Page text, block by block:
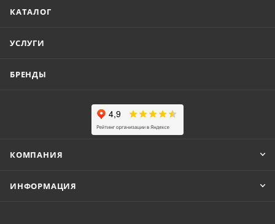
КАТАЛОГ
УСЛУГИ
БРЕНДЫ
КОМПАНИЯ
ИНФОРМАЦИЯ